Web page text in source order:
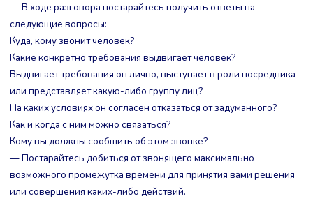
— В ходе разговора постарайтесь получить ответы на
следующие вопросы:
Куда, кому звонит человек?
Какие конкретно требования выдвигает человек?
Выдвигает требования он лично, выступает в роли посредника
или представляет какую-либо группу лиц?
На каких условиях он согласен отказаться от задуманного?
Как и когда с ним можно связаться?
Кому вы должны сообщить об этом звонке?
— Постарайтесь добиться от звонящего максимально
возможного промежутка времени для принятия вами решения
или совершения каких-либо действий.